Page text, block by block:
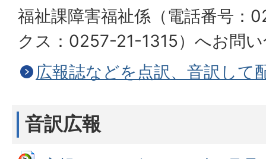
福祉課障害福祉係（電話番号：
クス：0257-21-1315）へお問
広報誌などを点訳、音訳して
音訳広報